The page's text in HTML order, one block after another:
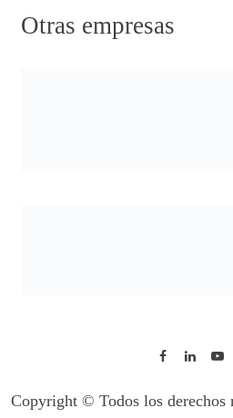
Otras empresas
Copyright © Todos los derechos